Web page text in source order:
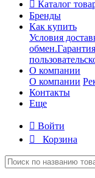
Каталог
Бренды
Как купить
Условия
О компании
О компании
Контакты
Еще
Войти
Корзина